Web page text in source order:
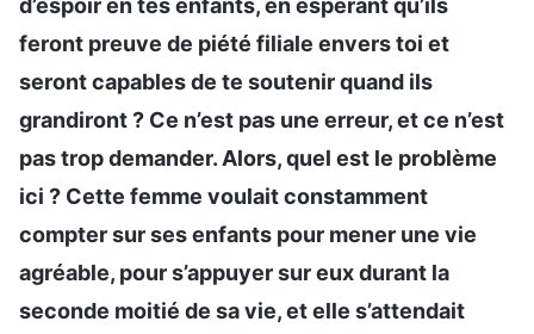
feront preuve de piété filiale envers toi et
seront capables de te soutenir quand ils
grandiront ? Ce n’est pas une erreur, et ce n’est
pas trop demander. Alors, quel est le problème
ici ? Cette femme voulait constamment
compter sur ses enfants pour mener une vie
agréable, pour s’appuyer sur eux durant la
seconde moitié de sa vie, et elle s’attendait